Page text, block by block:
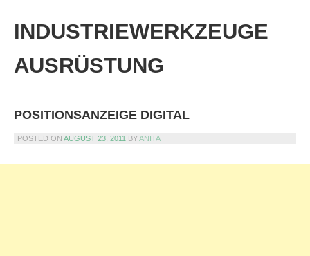
content
INDUSTRIEWERKZEUGE
AUSRÜSTUNG
POSITIONSANZEIGE DIGITAL
POSTED ON AUGUST 23, 2011 BYANITA